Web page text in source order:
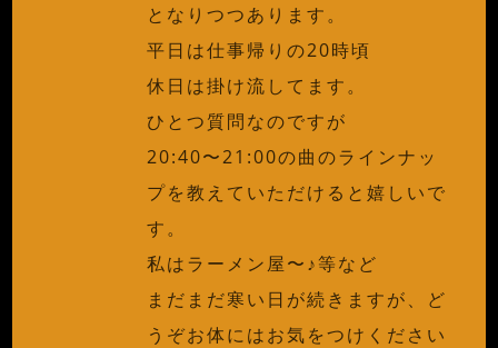
となりつつあります。
平日は仕事帰りの20時頃
休日は掛け流してます。
ひとつ質問なのですが
20:40〜21:00の曲のラインナッ
プを教えていただけると嬉しいで
す。
私はラーメン屋〜♪等など
まだまだ寒い日が続きますが、ど
うぞお体にはお気をつけください